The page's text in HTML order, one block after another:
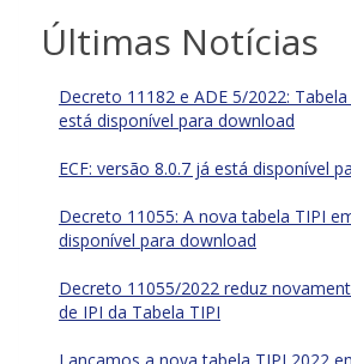
Últimas Notícias
Decreto 11182 e ADE 5/2022:
está disponível para download
ECF: versão 8.0.7 já está disponível
Decreto 11055: A nova tabela TIPI
disponível para download
Decreto 11055/2022 reduz
de IPI da Tabela TIPI